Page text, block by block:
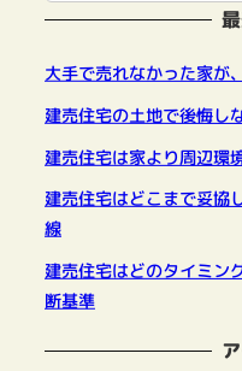
大手で売れなかった家が
建売住宅の土地で後悔し
建売住宅は家より周辺環
建売住宅はどこまで妥協
線
建売住宅はどのタイミン
断基準